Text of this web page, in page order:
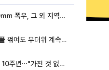
동해안은 시간당 80㎜ 폭우, 그 외 지역은 폭염…‘극과 극 날씨’
[내일 날씨] 폭염 한풀 꺾여도 무더위 계속⋯동해안 이틀 연속 비
임영웅, 어느덧 데뷔 10주년⋯"가진 것 없던 시절, 내 앞엔 20명의 팬뿐"